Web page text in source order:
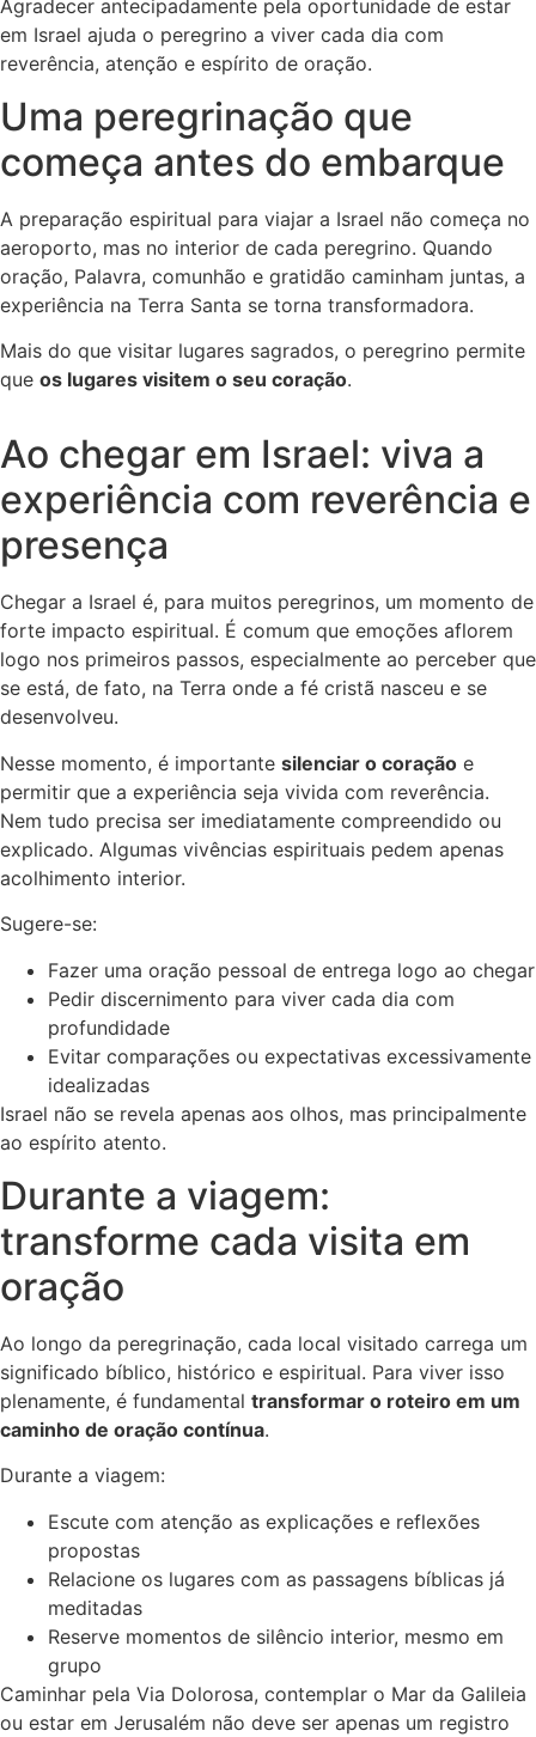
Agradecer antecipadamente pela oportunidade de estar
em Israel ajuda o peregrino a viver cada dia com
reverência, atenção e espírito de oração.
Uma peregrinação que
começa antes do embarque
A preparação espiritual para viajar a Israel não começa no
aeroporto, mas no interior de cada peregrino. Quando
oração, Palavra, comunhão e gratidão caminham juntas, a
experiência na Terra Santa se torna transformadora.
Mais do que visitar lugares sagrados, o peregrino permite
que os lugares visitem o seu coração.
Ao chegar em Israel: viva a
experiência com reverência e
presença
Chegar a Israel é, para muitos peregrinos, um momento de
forte impacto espiritual. É comum que emoções aflorem
logo nos primeiros passos, especialmente ao perceber que
se está, de fato, na Terra onde a fé cristã nasceu e se
desenvolveu.
Nesse momento, é importante silenciar o coração e
permitir que a experiência seja vivida com reverência.
Nem tudo precisa ser imediatamente compreendido ou
explicado. Algumas vivências espirituais pedem apenas
acolhimento interior.
Sugere-se:
Fazer uma oração pessoal de entrega logo ao chegar
Pedir discernimento para viver cada dia com
profundidade
Evitar comparações ou expectativas excessivamente
idealizadas
Israel não se revela apenas aos olhos, mas principalmente
ao espírito atento.
Durante a viagem:
transforme cada visita em
oração
Ao longo da peregrinação, cada local visitado carrega um
significado bíblico, histórico e espiritual. Para viver isso
plenamente, é fundamental transformar o roteiro em um
caminho de oração contínua.
Durante a viagem:
Escute com atenção as explicações e reflexões
propostas
Relacione os lugares com as passagens bíblicas já
meditadas
Reserve momentos de silêncio interior, mesmo em
grupo
Caminhar pela Via Dolorosa, contemplar o Mar da Galileia
ou estar em Jerusalém não deve ser apenas um registro